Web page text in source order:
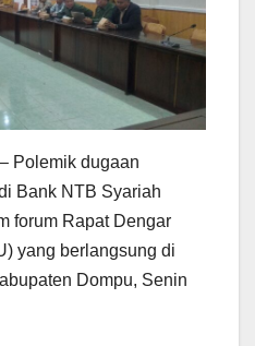
– Polemik dugaan
Bank NTB Syariah
forum Rapat Dengar
yang berlangsung di
Dompu, Senin